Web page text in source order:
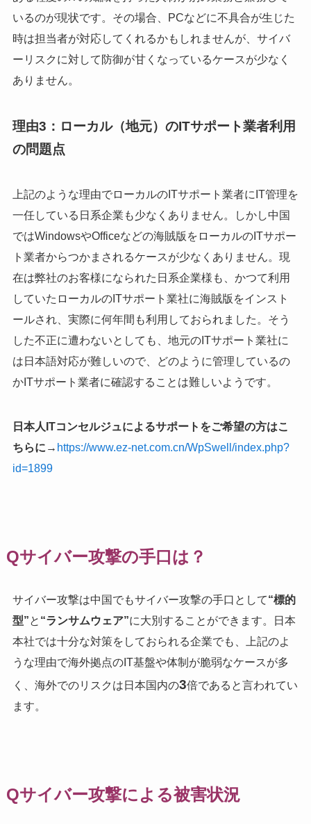
いるのが現状です。その場合、PCなどに不具合が生じた
時は担当者が対応してくれるかもしれませんが、サイバ
ーリスクに対して防御が甘くなっているケースが少なく
ありません。
理由3：ローカル（地元）のITサポート業者利用
の問題点
上記のような理由でローカルのITサポート業者にIT管理を
一任している日系企業も少なくありません。しかし中国
ではWindowsやOfficeなどの海賊版をローカルのITサポー
ト業者からつかまされるケースが少なくありません。現
在は弊社のお客様になられた日系企業様も、かつて利用
していたローカルのITサポート業社に海賊版をインスト
ールされ、実際に何年間も利用しておられました。そう
した不正に遭わないとしても、地元のITサポート業社に
は日本語対応が難しいので、どのように管理しているの
かITサポート業者に確認することは難しいようです。
日本人ITコンセルジュによるサポートをご希望の方はこ
ちらに→ https://www.ez-net.com.cn/WpSwell/index.php?
id=1899
Qサイバー攻撃の手口は？
サイバー攻撃は中国でもサイバー攻撃の手口として“標的
型”と “ランサムウェア”に大別することができます。日本
本社では十分な対策をしておられる企業でも、上記のよ
うな理由で海外拠点のIT基盤や体制が脆弱なケースが多
く、海外でのリスクは日本国内の3倍であると言われてい
ます。
Qサイバー攻撃による被害状況